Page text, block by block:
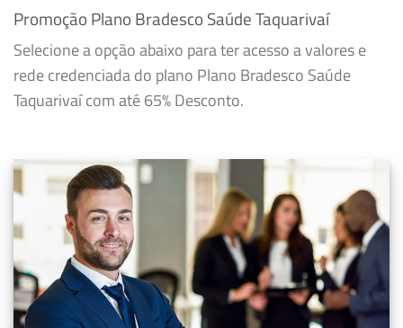
Promoção Plano Bradesco Saúde Taquarivaí
Selecione a opção abaixo para ter acesso a valores e
rede credenciada do plano Plano Bradesco Saúde
Taquarivaí com até 65% Desconto.